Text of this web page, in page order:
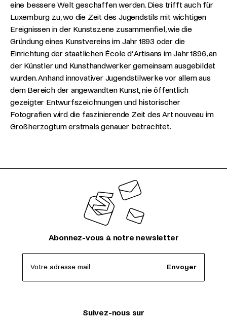
eine bessere Welt geschaffen werden. Dies trifft auch für
Luxemburg zu, wo die Zeit des Jugendstils mit wichtigen
Ereignissen in der Kunstszene zusammenfiel, wie die
Gründung eines Kunstvereins im Jahr 1893 oder die
Einrichtung der staatlichen École d’Artisans im Jahr 1896, an
der Künstler und Kunsthandwerker gemeinsam ausgebildet
wurden. Anhand innovativer Jugendstilwerke vor allem aus
dem Bereich der angewandten Kunst, nie öffentlich
gezeigter Entwurfszeichnungen und historischer
Fotografien wird die faszinierende Zeit des Art nouveau im
Großherzogtum erstmals genauer betrachtet.
Abonnez-vous à notre newsletter
Votre adresse mail Envoyer
Suivez-nous sur